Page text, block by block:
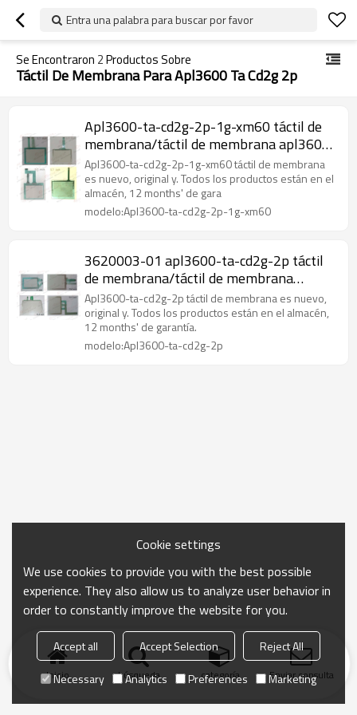
Entra una palabra para buscar por favor
Se Encontraron 2Productos Sobre
Táctil De Membrana Para Apl3600 Ta Cd2g 2p
Apl3600-ta-cd2g-2p-1g-xm60 táctil de
membrana/táctil de membrana apl3600-
ta-cd2g-2p-1g-xm60 pl3000
Apl3600-ta-cd2g-2p-1g-xm60 táctil de membrana
es nuevo, original y. Todos los productos están en el
almacén, 12 months' de gara
modelo:Apl3600-ta-cd2g-2p-1g-xm60
3620003-01 apl3600-ta-cd2g-2p táctil
de membrana/táctil de membrana
apl3600-ta-cd2g-2p pl-3600 ( 12.1" )
Apl3600-ta-cd2g-2p táctil de membrana es nuevo,
original y. Todos los productos están en el almacén,
12 months' de garantía.
modelo:Apl3600-ta-cd2g-2p
Inicio búsqueda categoría Enviar consulta
Cookie settings
We use cookies to provide you with the best possible
experience. They also allow us to analyze user behavior in
order to constantly improve the website for you.
Accept all Accept Selection
Reject All
Necessary
Analytics Preferences Marketing